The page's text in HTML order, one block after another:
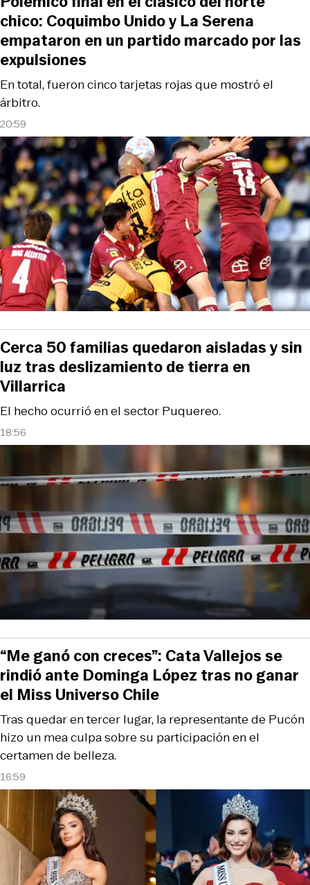
20:59
En total, fueron cinco tarjetas rojas que mostró el
árbitro.
chico: Coquimbo Unido y La Serena
empataron en un partido marcado por las
expulsiones
18:56
El hecho ocurrió en el sector Puquereo.
Cerca 50 familias quedaron aisladas y sin
luz tras deslizamiento de tierra en
Villarrica
16:59
Tras quedar en tercer lugar, la representante de Pucón
hizo un mea culpa sobre su participación en el
certamen de belleza.
“Me ganó con creces”: Cata Vallejos se
rindió ante Dominga López tras no ganar
el Miss Universo Chile